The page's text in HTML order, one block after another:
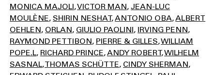
MONICA MAJOLI VICTOR MAN JEAN-LUC
MOULÈNE SHIRIN NESHAT ANTONIO OBA ALBERT
OEHLEN ORLAN GIULIO PAOLINI IRVING PENN
RAYMOND PETTIBON PIERRE & GILLES WILLIAM
POPE.L RICHARD PRINCE ANDY ROBERT WILHELM
SASNAL THOMAS SCHÜTTE CINDY SHERMAN